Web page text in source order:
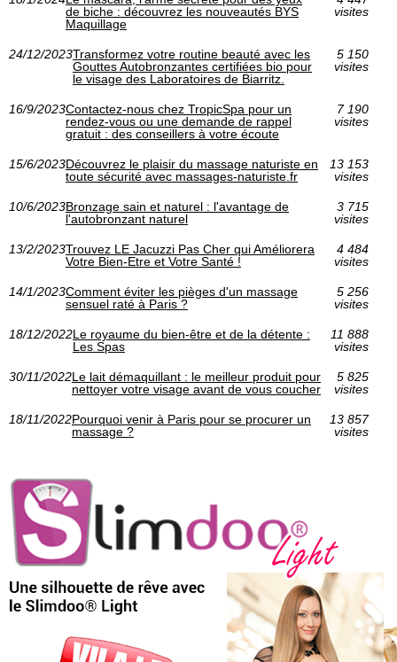
de biche : découvrez les nouveautés BYS
Maquillage
visites
24/12/2023Transformez votre routine beauté avec les
Gouttes Autobronzantes certifiées bio pour
le visage des Laboratoires de Biarritz.
5 150
visites
16/9/2023Contactez-nous chez TropicSpa pour un
rendez-vous ou une demande de rappel
gratuit : des conseillers à votre écoute
7 190
visites
15/6/2023Découvrez le plaisir du massage naturiste en
toute sécurité avec massages-naturiste.fr
13 153
visites
10/6/2023Bronzage sain et naturel : l'avantage de
l'autobronzant naturel
3 715
visites
13/2/2023Trouvez LE Jacuzzi Pas Cher qui Améliorera
Votre Bien-Etre et Votre Santé !
4 484
visites
14/1/2023Comment éviter les pièges d'un massage
sensuel raté à Paris ?
5 256
visites
18/12/2022Le royaume du bien-être et de la détente :
Les Spas
11 888
visites
30/11/2022Le lait démaquillant : le meilleur produit pour
nettoyer votre visage avant de vous coucher
5 825
visites
18/11/2022Pourquoi venir à Paris pour se procurer un
massage ?
13 857
visites